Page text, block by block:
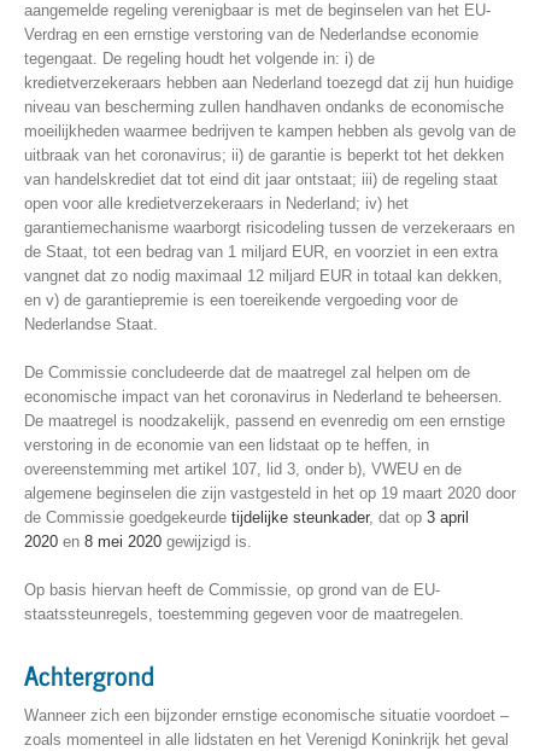
aangemelde regeling verenigbaar is met de beginselen van het EU-
Verdrag en een ernstige verstoring van de Nederlandse economie
tegengaat. De regeling houdt het volgende in: i) de
kredietverzekeraars hebben aan Nederland toezegd dat zij hun huidige
niveau van bescherming zullen handhaven ondanks de economische
moeilijkheden waarmee bedrijven te kampen hebben als gevolg van de
uitbraak van het coronavirus; ii) de garantie is beperkt tot het dekken
van handelskrediet dat tot eind dit jaar ontstaat; iii) de regeling staat
open voor alle kredietverzekeraars in Nederland; iv) het
garantiemechanisme waarborgt risicodeling tussen de verzekeraars en
de Staat, tot een bedrag van 1 miljard EUR, en voorziet in een extra
vangnet dat zo nodig maximaal 12 miljard EUR in totaal kan dekken,
en v) de garantiepremie is een toereikende vergoeding voor de
Nederlandse Staat.
De Commissie concludeerde dat de maatregel zal helpen om de
economische impact van het coronavirus in Nederland te beheersen.
De maatregel is noodzakelijk, passend en evenredig om een ernstige
verstoring in de economie van een lidstaat op te heffen, in
overeenstemming met artikel 107, lid 3, onder b), VWEU en de
algemene beginselen die zijn vastgesteld in het op 19 maart 2020 door
de Commissie goedgekeurde tijdelijke steunkader, dat op 3 april
2020 en 8 mei 2020 gewijzigd is.
Op basis hiervan heeft de Commissie, op grond van de EU-
staatssteunregels, toestemming gegeven voor de maatregelen.
Achtergrond
Wanneer zich een bijzonder ernstige economische situatie voordoet –
zoals momenteel in alle lidstaten en het Verenigd Koninkrijk het geval